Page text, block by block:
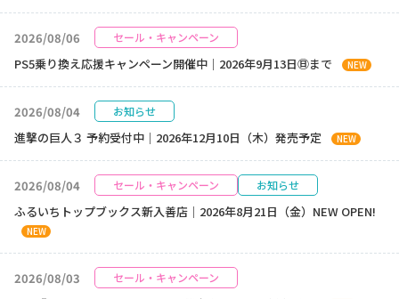
2026/08/06 セール・キャンペーン
PS5乗り換え応援キャンペーン開催中｜2026年9月13日㊐まで NEW
2026/08/04 お知らせ
進撃の巨人３ 予約受付中｜2026年12月10日（木）発売予定 NEW
2026/08/04 セール・キャンペーン お知らせ
ふるいちトップブックス新入善店｜2026年8月21日（金）NEW OPEN!
NEW
2026/08/03 セール・キャンペーン